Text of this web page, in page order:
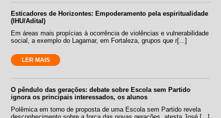
Esticadores de Horizontes: Empoderamento pela espiritualidade
(IHU/Adital)
Em áreas mais propícias à ocorrência de violências e vulnerabilidade
social, a exemplo do Lagamar, em Fortaleza, grupos que r[...]
LER MAIS
O pêndulo das gerações: debate sobre Escola sem Partido
ignora os principais interessados, os alunos
Polêmica em torno de proposta de uma Escola sem Partido revela